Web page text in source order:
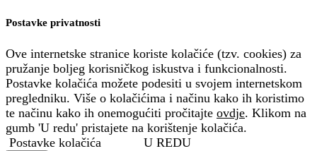
Postavke privatnosti
Ove internetske stranice koriste kolačiće (tzv. cookies) za
pružanje boljeg korisničkog iskustva i funkcionalnosti.
Postavke kolačića možete podesiti u svojem internetskom
pregledniku. Više o kolačićima i načinu kako ih koristimo
te načinu kako ih onemogućiti pročitajte ovdje. Klikom na
gumb 'U redu' pristajete na korištenje kolačića.
Postavke kolačića
U REDU